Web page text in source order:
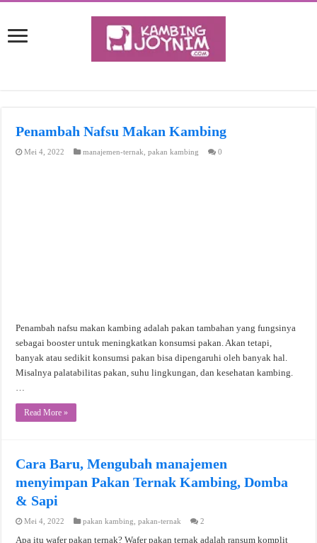
Penambah Nafsu Makan Kambing
Mei 4, 2022 manajemen-ternak ,pakan kambing 0
Penambah nafsu makan kambing adalah pakan tambahan yang fungsinya
sebagai booster untuk meningkatkan konsumsi pakan. Akan tetapi,
banyak atau sedikit konsumsi pakan bisa dipengaruhi oleh banyak hal.
Misalnya palatabilitas pakan, suhu lingkungan, dan kesehatan kambing.
…
Read More »
Cara Baru, Mengubah manajemen
menyimpan Pakan Ternak Kambing, Domba
& Sapi
Mei 4, 2022 pakan kambing ,pakan-ternak 2
Apa itu wafer pakan ternak? Wafer pakan ternak adalah ransum komplit